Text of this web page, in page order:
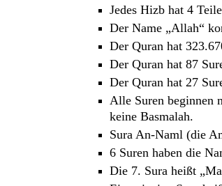
Jedes Hizb hat 4
Der Name „Allah“
Der Quran hat
Der Quran hat 87
Der Quran hat 27
Alle Suren beginnen
keine Basmalah.
Sura An-Naml (die
6 Suren haben die
Die 7. Sura heißt